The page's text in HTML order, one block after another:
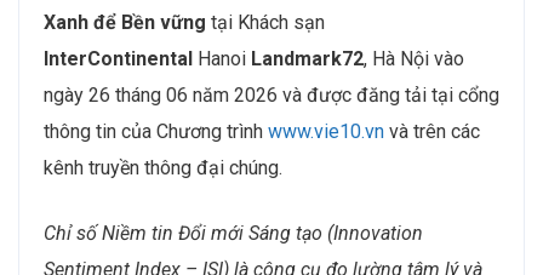
Xanh để Bền vững tại Khách sạn
InterContinental Hanoi Landmark72, Hà Nội vào
ngày 26 tháng 06 năm 2026 và được đăng tải tại cổng
thông tin của Chương trình www.vie10.vn và trên các
kênh truyền thông đại chúng.
Chỉ số Niềm tin Đổi mới Sáng tạo (Innovation
Sentiment Index – ISI) là công cụ đo lường tâm lý và